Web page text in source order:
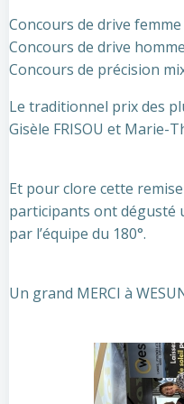
Concours de drive femme
Concours de drive
Concours de précision
Le traditionnel prix des
Gisèle FRISOU et Marie-
Et pour clore cette
participants ont dégusté
par l’équipe du 180°.
Un grand MERCI à